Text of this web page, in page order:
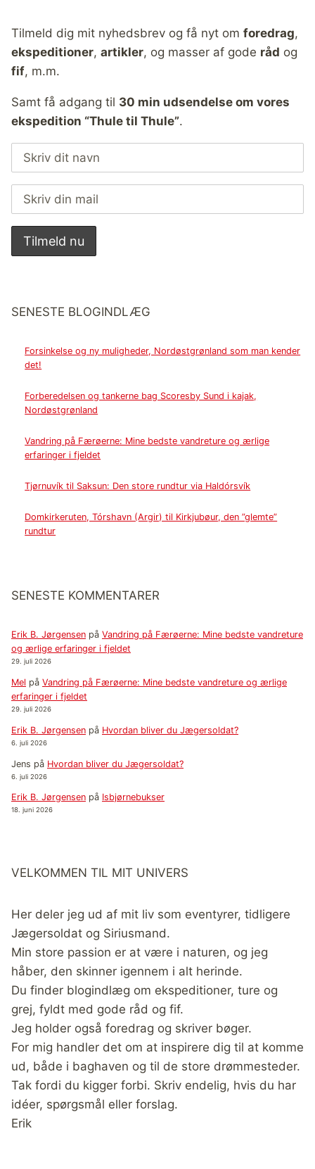
Tilmeld dig mit nyhedsbrev og få nyt om foredrag,
ekspeditioner, artikler, og masser af gode råd og
fif, m.m.
Samt få adgang til 30 min udsendelse om vores
ekspedition “Thule til Thule”.
SENESTE BLOGINDLÆG
Forsinkelse og ny muligheder, Nordøstgrønland som man kender
det!
Forberedelsen og tankerne bag Scoresby Sund i kajak,
Nordøstgrønland
Vandring på Færøerne: Mine bedste vandreture og ærlige
erfaringer i fjeldet
Tjørnuvík til Saksun: Den store rundtur via Haldórsvík
Domkirkeruten, Tórshavn (Argir) til Kirkjubøur, den ”glemte”
rundtur
SENESTE KOMMENTARER
Erik B. Jørgensen på Vandring på Færøerne: Mine bedste vandreture
og ærlige erfaringer i fjeldet
29. juli 2026
Mel på Vandring på Færøerne: Mine bedste vandreture og ærlige
erfaringer i fjeldet
29. juli 2026
Erik B. Jørgensen på Hvordan bliver du Jægersoldat?
6. juli 2026
Jens på Hvordan bliver du Jægersoldat?
6. juli 2026
Erik B. Jørgensen på Isbjørnebukser
18. juni 2026
VELKOMMEN TIL MIT UNIVERS
Her deler jeg ud af mit liv som eventyrer, tidligere
Jægersoldat og Siriusmand.
Min store passion er at være i naturen, og jeg
håber, den skinner igennem i alt herinde.
Du finder blogindlæg om ekspeditioner, ture og
grej, fyldt med gode råd og fif.
Jeg holder også foredrag og skriver bøger.
For mig handler det om at inspirere dig til at komme
ud, både i baghaven og til de store drømmesteder.
Tak fordi du kigger forbi. Skriv endelig, hvis du har
idéer, spørgsmål eller forslag.
Erik